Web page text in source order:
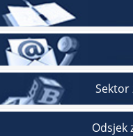
Sektor
Odsjek